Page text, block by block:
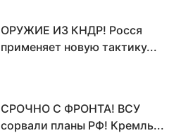
ОРУЖИЕ ИЗ КНДР! Росся
применяет новую тактику...
СРОЧНО С ФРОНТА! ВСУ
сорвали планы РФ! Кремль...